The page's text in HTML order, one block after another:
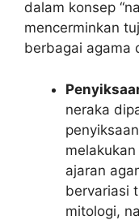
dalam konsep
mencerminkan
berbagai agama
neraka
ajaran
bervariasi
mitologi,